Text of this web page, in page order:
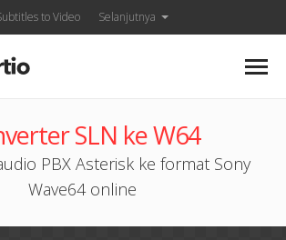
to Video Selanjutnya
SLN ke W64
PBX Asterisk ke format Sony
Wave64 online